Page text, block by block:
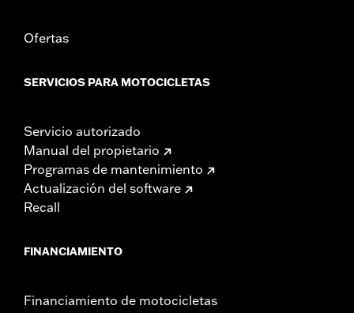
Ofertas
SERVICIOS PARA MOTOCICLETAS
Servicio autorizado
Manual del propietario
Programas de mantenimiento
Actualización del software
Recall
FINANCIAMIENTO
Financiamiento de motocicletas